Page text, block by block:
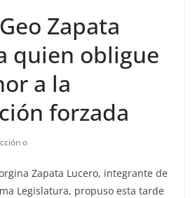
Zapata
quien obligue
a la
forzada
o
Zapata Lucero, integrante de
Legislatura, propuso esta tarde